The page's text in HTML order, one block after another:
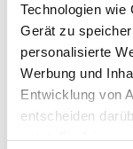
Technologien wie
Gerät zu
personalisierte
Werbung und
Entwicklung von
entscheiden